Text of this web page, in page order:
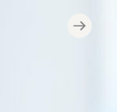
Next